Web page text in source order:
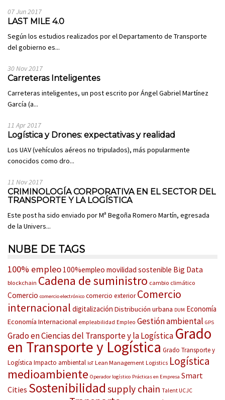
07 Jun 2017
LAST MILE 4.0
Según los estudios realizados por el Departamento de Transporte
del gobierno es...
30 Nov 2017
Carreteras Inteligentes
Carreteras inteligentes, un post escrito por Ángel Gabriel Martínez
García (a...
11 Apr 2017
Logística y Drones: expectativas y realidad
Los UAV (vehículos aéreos no tripulados), más popularmente
conocidos como dro...
11 Nov 2017
CRIMINOLOGÍA CORPORATIVA EN EL SECTOR DEL
TRANSPORTE Y LA LOGÍSTICA
Este post ha sido enviado por Mª Begoña Romero Martín, egresada
de la Univers...
NUBE DE TAGS
100% empleo 100%empleo movilidad sostenible Big Data
blockchain Cadena de suministro cambio climático
Comercio comercio electrónico comercio exterior Comercio
internacional digitalización Distribución urbana DUM Economía
Economía Internacional empleabilidad Empleo Gestión ambiental GPS
Grado en Ciencias del Transporte y la Logística Grado
en Transporte y Logística Grado Transporte y
Logística Impacto ambiental IoT Lean Management Logistics Logística
medioambiente Operador logístico Prácticas en Empresa Smart
Cities Sostenibilidad supply chain Talent UCJC